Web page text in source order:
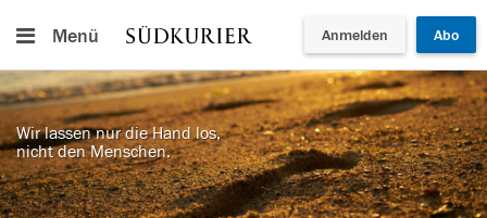
Menü Anmelden Abo
Wir lassen nur die Hand los,
nicht den Menschen.